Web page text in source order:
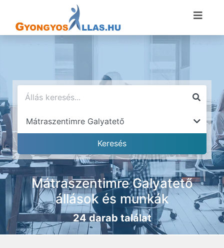
Mátraszentimre Galyatető
állások és munkák
24 darab találat